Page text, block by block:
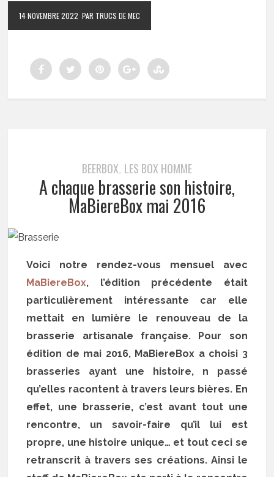
14 NOVEMBRE 2022 PAR TRUCS DE MEC
BEERBOX, LES BOX HOMME
A chaque brasserie son histoire,
MaBiereBox mai 2016
Voici notre rendez-vous mensuel avec
MaBiereBox, l’édition précédente était
particulièrement intéressante car elle
mettait en lumière le renouveau de la
brasserie artisanale française. Pour son
édition de mai 2016, MaBiereBox a choisi 3
brasseries ayant une histoire, n passé
qu’elles racontent à travers leurs bières. En
effet, une brasserie, c’est avant tout une
rencontre, un savoir-faire qu’il lui est
propre, une histoire unique… et tout ceci se
retranscrit à travers ses créations. Ainsi le